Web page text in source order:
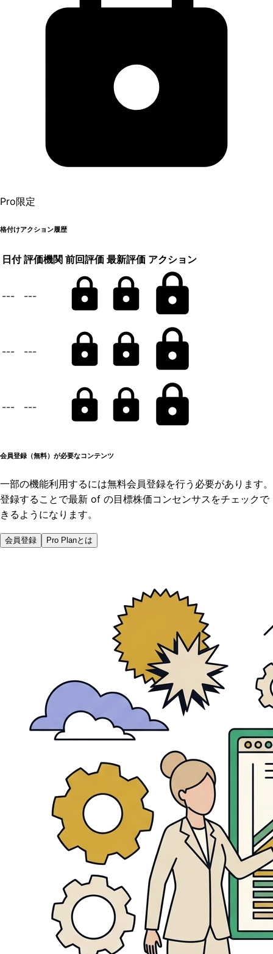
Pro限定
格付けアクション履歴
日付 評価機関 前回評価 最新評価 アクション
--- ---
--- ---
--- ---
会員登録（無料）が必要なコンテンツ
一部の機能利用するには無料会員登録を行う必要があります。
登録することで最新 of の目標株価コンセンサスをチェックで
きるようになります。
会員登録 Pro Planとは